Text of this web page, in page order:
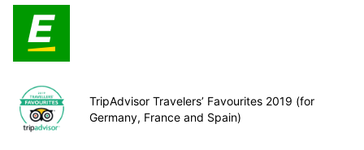
TripAdvisor Travelers’ Favourites 2019 (for
Germany, France and Spain)